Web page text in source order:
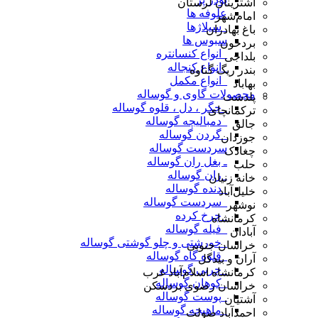
علوفه ها
_سیلاژها
سبوس ها
_انواع کنسانتره
_انواع کنجاله
_انواع مکمل
محصولات گاوی و گوساله
_جگر ، دل ، قلوه گوساله
_دمبالیچه گوساله
_گردن گوساله
سردست گوساله
ـ بغل ران گوساله
_ران گوساله
_دنده گوساله
_سردست گوساله
_چرخ کرده
_فیله گوساله
_خورشتی و چلو گوشتی گوساله
_قلوه گاه گوساله
_چربی گوساله
_کوهان گوساله
_پوست گوساله
_ماهیچه گوساله
اشترینان لرستان
امام‌شهر
باغ بهادران
بردخون
بلداجی
بندر ریگ گناوه
بهاباد
پلدشت
ترکمانچای
جالق
جوزدان
چغادک
حلب
خانه زنیان
خلیل‌آباد
نوشهر
کرمانشاه
آبادان
خراسان جنوبی
آران و بیدگل
کرمانشاه اسلام‌آباد غرب
خراسان رضوی بردسکن
آشتیان
احمدآباد صولت